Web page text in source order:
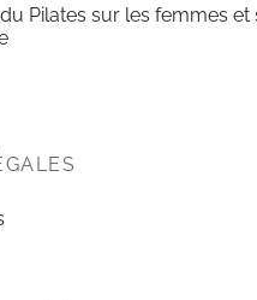
Pilates sur les femmes et